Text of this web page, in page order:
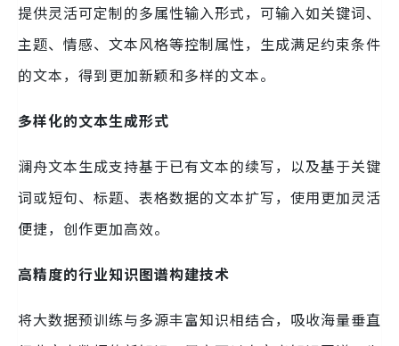
提供灵活可定制的多属性输入形式，可输入如关键词、
主题、情感、文本风格等控制属性，生成满足约束条件
的文本，得到更加新颖和多样的文本。
多样化的文本生成形式
澜舟文本生成支持基于已有文本的续写，以及基于关键
词或短句、标题、表格数据的文本扩写，使用更加灵活
便捷，创作更加高效。
高精度的行业知识图谱构建技术
将大数据预训练与多源丰富知识相结合，吸收海量垂直